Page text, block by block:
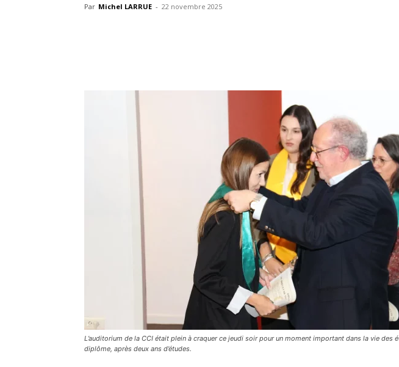
Par Michel LARRUE - 22 novembre 2025
L’auditorium de la CCI était plein à craquer ce jeudi soir pour un moment important dans la vie des
diplôme, après deux ans d’études.